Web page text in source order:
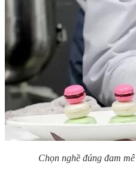
Chọn nghề đúng đam